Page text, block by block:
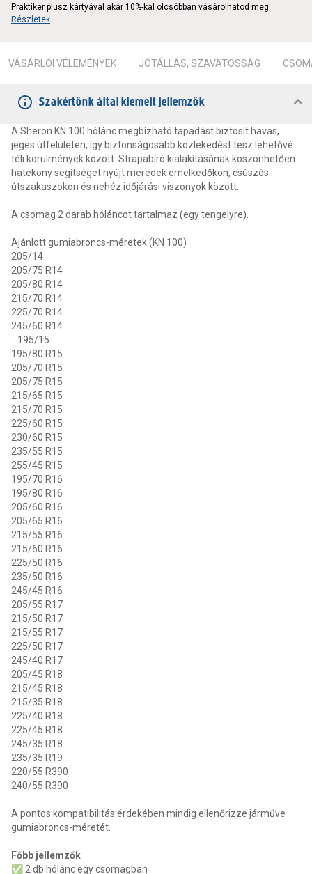
Praktiker plusz kártyával akár 10%-kal olcsóbban vásárolhatod meg.
Részletek
VÁSÁRLÓI VÉLEMÉNYEK JÓTÁLLÁS, SZAVATOSSÁG
Szakértőnk által kiemelt jellemzők
A Sheron KN 100 hólánc megbízható tapadást biztosít havas,
jeges útfelületen, így biztonságosabb közlekedést tesz lehetővé
téli körülmények között. Strapabíró kialakításának köszönhetően
hatékony segítséget nyújt meredek emelkedőkön, csúszós
útszakaszokon és nehéz időjárási viszonyok között.
A csomag 2 darab hóláncot tartalmaz (egy tengelyre).
Ajánlott gumiabroncs-méretek (KN 100)
205/14
205/75 R14
205/80 R14
215/70 R14
225/70 R14
245/60 R14
195/15
195/80 R15
205/70 R15
205/75 R15
215/65 R15
215/70 R15
225/60 R15
230/60 R15
235/55 R15
255/45 R15
195/70 R16
195/80 R16
205/60 R16
205/65 R16
215/55 R16
215/60 R16
225/50 R16
235/50 R16
245/45 R16
205/55 R17
215/50 R17
215/55 R17
225/50 R17
245/40 R17
205/45 R18
215/45 R18
215/35 R18
225/40 R18
225/45 R18
245/35 R18
235/35 R19
220/55 R390
240/55 R390
A pontos kompatibilitás érdekében mindig ellenőrizze járműve
gumiabroncs-méretét.
Főbb jellemzők
✅ 2 db hólánc egy csomagban